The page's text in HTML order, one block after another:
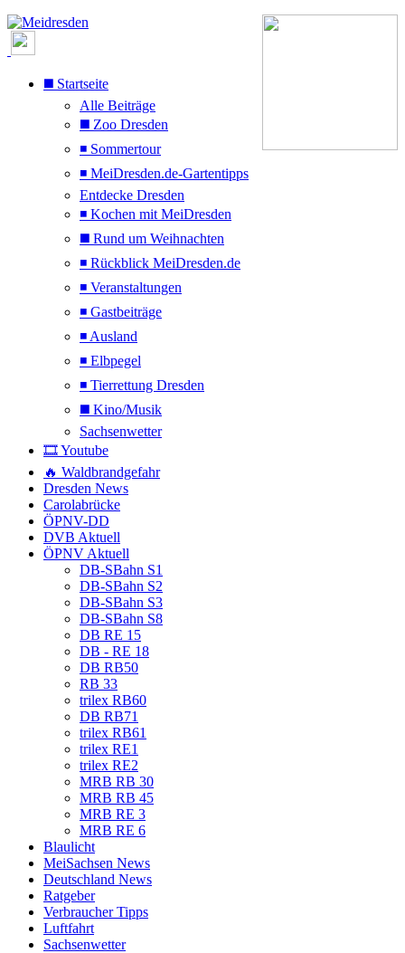
◼️ Startseite
Alle Beiträge
◼️ Zoo Dresden
◾ Sommertour
◾ MeiDresden.de-Gartentipps
Entdecke Dresden
◾ Kochen mit MeiDresden
◼️ Rund um Weihnachten
◾ Rückblick MeiDresden.de
◾ Veranstaltungen
◾ Gastbeiträge
◾ Ausland
◾ Elbpegel
◾ Tierrettung Dresden
◼️ Kino/Musik
Sachsenwetter
🎞️ Youtube
🔥 Waldbrandgefahr
Dresden News
Carolabrücke
ÖPNV-DD
DVB Aktuell
ÖPNV Aktuell
DB-SBahn S1
DB-SBahn S2
DB-SBahn S3
DB-SBahn S8
DB RE 15
DB - RE 18
DB RB50
RB 33
trilex RB60
DB RB71
trilex RB61
trilex RE1
trilex RE2
MRB RB 30
MRB RB 45
MRB RE 3
MRB RE 6
Blaulicht
MeiSachsen News
Deutschland News
Ratgeber
Verbraucher Tipps
Luftfahrt
Sachsenwetter